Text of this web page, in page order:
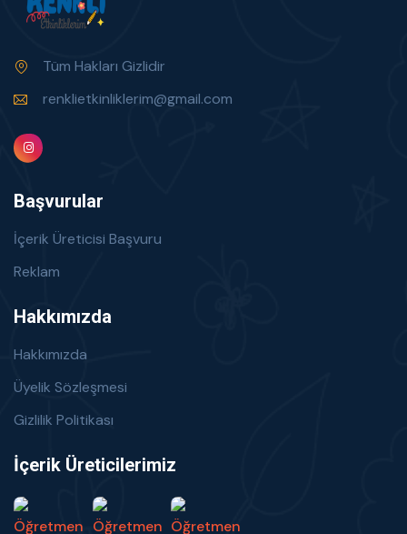
Tüm Hakları Gizlidir
renklietkinliklerim@gmail.com
Başvurular
İçerik Üreticisi Başvuru
Reklam
Hakkımızda
Hakkımızda
Üyelik Sözleşmesi
Gizlilik Politikası
İçerik Üreticilerimiz